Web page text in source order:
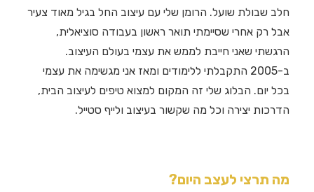
חלב שבולת שועל. הרומן שלי עם עיצוב החל בגיל מאוד צעיר
אבל רק אחרי שסיימתי תואר ראשון בעבודה סוציאלית,
הרגשתי שאני חייבת לממש את עצמי בעולם העיצוב.
ב-2005 התקבלתי ללימודים ומאז אני מגשימה את עצמי
בכל יום. הבלוג שלי זה המקום למצוא טיפים לעיצוב הבית,
הדרכות יצירה וכל מה שקשור בעיצוב ולייף סטייל.
מה תרצי לעצב היום?